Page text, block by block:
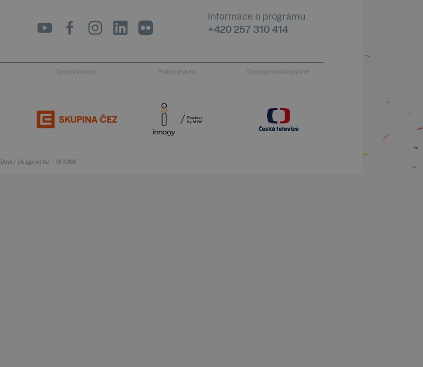
Informace o programu
+420 257 310 414
Generální partner Partner festivalu Generální mediální partner
Devx / Design webu — OFICINA